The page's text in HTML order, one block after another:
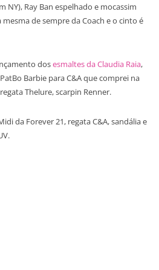
NY), Ray Ban espelhado e mocassim
mesma de sempre da Coach e o cinto é
dosesmaltes da Claudia Raia,
Barbie para C&A que comprei na
Thelure, scarpin Renner.
da Forever 21, regata C&A, sandália e